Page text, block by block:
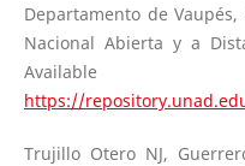
Departamento de
Nacional Abierta y a
https://
Trujillo Otero NJ,